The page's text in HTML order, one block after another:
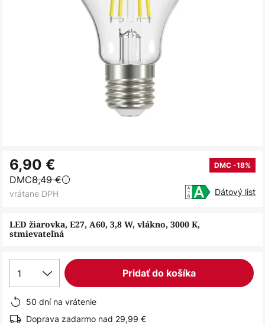
na
začiatok
galérie
LED žiarovka, E27, A60, 3,8 W, vlákno, 3000 K,
stmievateľná
6,90 € DMC -18%
DMC8,49 €
vrátane DPH Dátový list
1 Pridať do košíka
50 dní na vrátenie
Doprava zadarmo nad 29,99 €